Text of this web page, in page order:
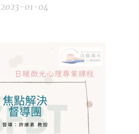
2023-01-04